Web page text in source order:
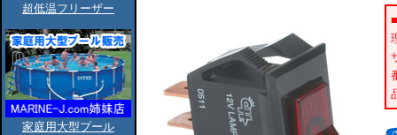
超低温フリーザー
家庭用大型プール